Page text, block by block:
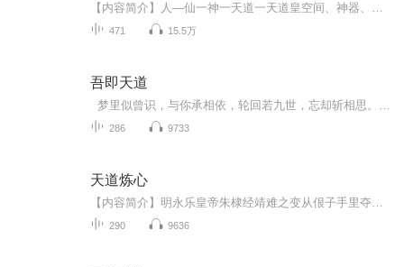
471 15.5万
吾即天道
286 9733
天道炼心
290 9636